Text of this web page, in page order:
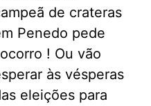
de crateras
Penedo pede
! Ou vão
às vésperas
eleições para